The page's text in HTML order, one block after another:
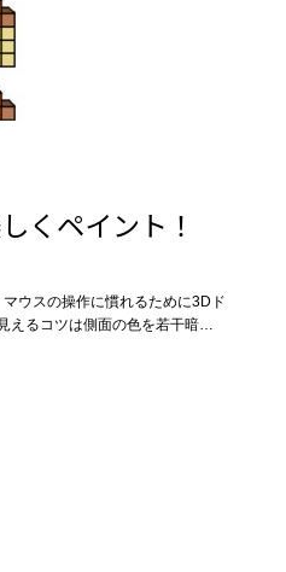
くペイント！
ウスの操作に慣れるために3Dド
えるコツは側面の色を若干暗…